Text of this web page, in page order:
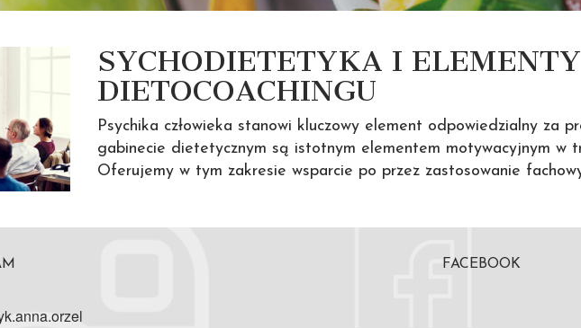
SYCHODIETETYKA I ELEMENTY
DIETOCOACHINGU
Psychika człowieka stanowi kluczowy element odpowiedzialny za
gabinecie dietetycznym są istotnym elementem motywacyjnym w
Oferujemy w tym zakresie wsparcie po przez zastosowanie
FACEBOOK